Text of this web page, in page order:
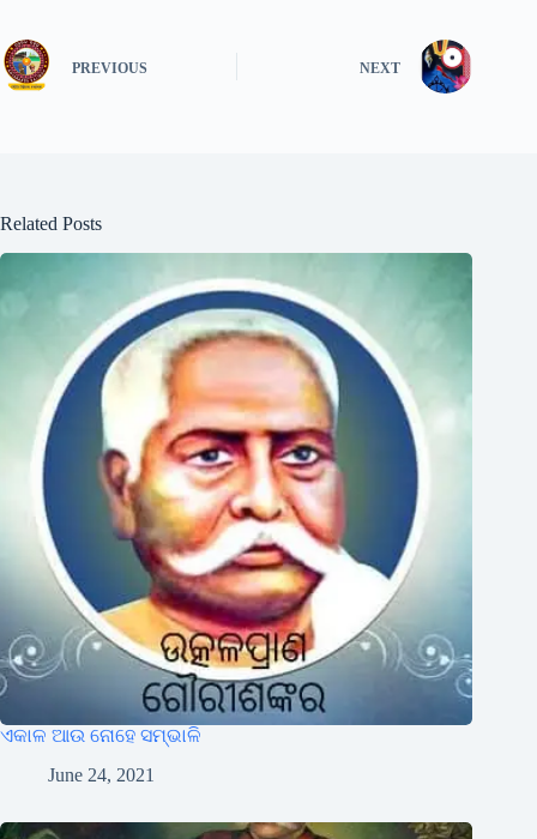
PREVIOUS NEXT
Related Posts
ଏକାଳ ଆଉ ନୋହେ ସମ୍ଭାଳି
June 24, 2021